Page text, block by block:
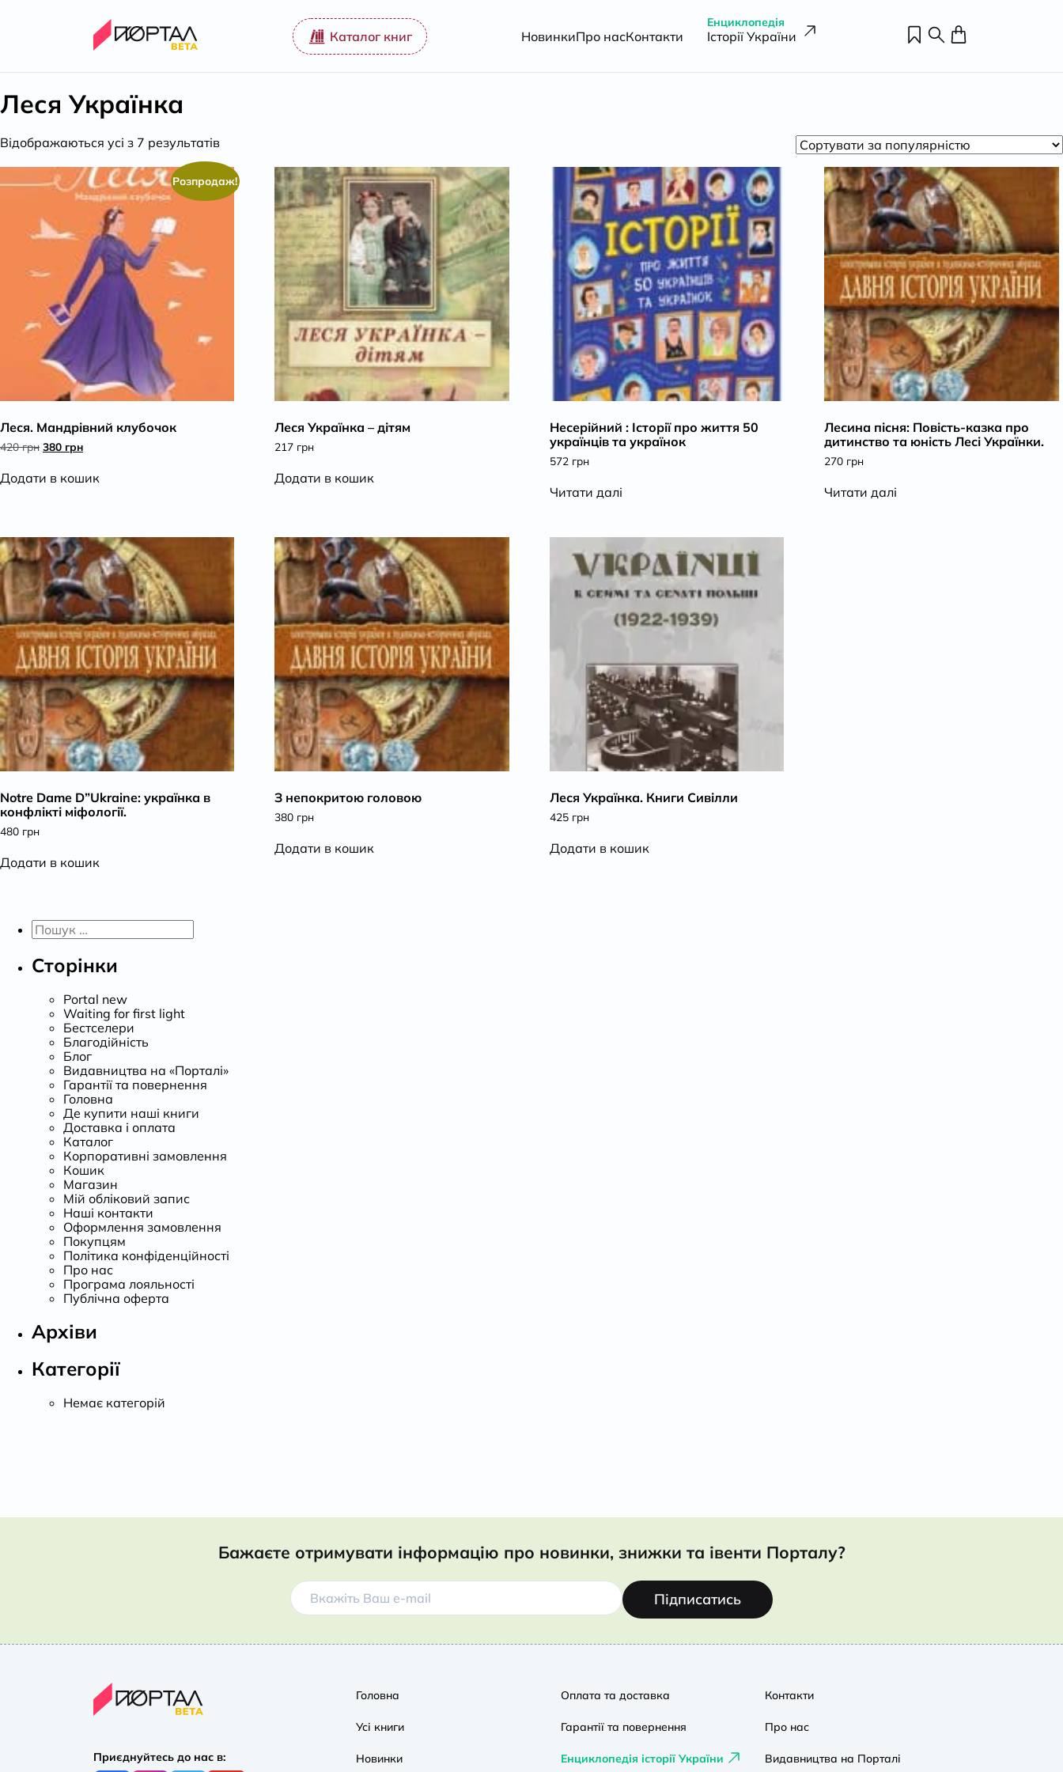
Каталог книг НовинкиПро насКонтакти
Енциклопедія
Історії України
Леся Українка
Відображаються усі з 7 результатівВідсортовано
популярністю
Розпродаж!
Леся. Мандрівний клубочок
420грн Оригінальна
380 грнПоточна
Додати в кошик
Леся Українка – дітям
217 грн
Додати в кошик
Несерійний : Історії про життя 50
українців та українок
572 грн
Читати далі
Лесина пісня: Повість-казка про
дитинство та юність Лесі Українки.
270 грн
Читати далі
Notre Dаme D”Ukraine: українка в
конфлікті міфології.
480 грн
Додати в кошик
З непокритою головою
380 грн
Додати в кошик
Леся Українка. Книги Сивілли
425 грн
Додати в кошик
Пошук:
Сторінки
Portal new
Waiting for first light
Бестселери
Благодійність
Блог
Видавництва на «Порталі»
Гарантії та повернення
Головна
Де купити наші книги
Доставка і оплата
Каталог
Корпоративні замовлення
Кошик
Магазин
Мій обліковий запис
Наші контакти
Оформлення замовлення
Покупцям
Політика конфіденційності
Про нас
Програма лояльності
Публічна оферта
Архіви
Категорії
Немає категорій
Бажаєте отримувати інформацію про новинки, знижки та івенти Порталу?
Підписатись
Приєднуйтесь до нас в:
Головна
Усі книги
Новинки
Оплата та доставка
Гарантії та повернення
Енциклопедія історії України
Контакти
Про нас
Видавництва на Порталі